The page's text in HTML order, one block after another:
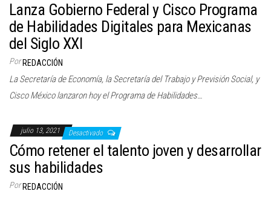
Lanza Gobierno Federal y Cisco Programa
de Habilidades Digitales para Mexicanas
del Siglo XXI
Por REDACCIÓN
La Secretaría de Economía, la Secretaría del Trabajo y Previsión Social, y
Cisco México lanzaron hoy el Programa de Habilidades…
julio 13, 2021 Desactivado
Cómo retener el talento joven y desarrollar
sus habilidades
Por REDACCIÓN